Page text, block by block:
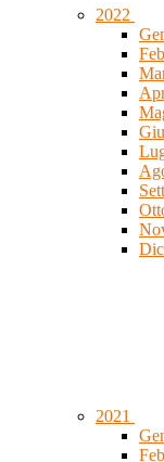
2022
2021